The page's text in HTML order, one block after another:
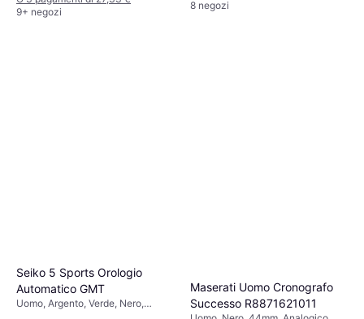
9+ negozi
8 negozi
Seiko 5 Sports Orologio
Automatico GMT
Uomo, Argento, Verde, Nero,
Maserati Uomo Cronografo
Successo R8871621011